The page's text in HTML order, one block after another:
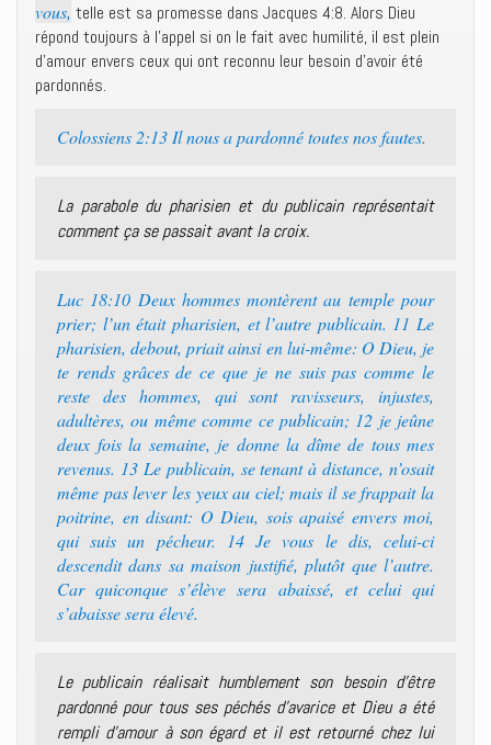
vous, telle est sa promesse dans Jacques 4:8. Alors Dieu
répond toujours à l’appel si on le fait avec humilité, il est plein
d’amour envers ceux qui ont reconnu leur besoin d’avoir été
pardonnés.
Colossiens 2:13 Il nous a pardonné toutes nos fautes.
La parabole du pharisien et du publicain représentait
comment ça se passait avant la croix.
Luc 18:10 Deux hommes montèrent au temple pour
prier; l’un était pharisien, et l’autre publicain. 11 Le
pharisien, debout, priait ainsi en lui-même: O Dieu, je
te rends grâces de ce que je ne suis pas comme le
reste des hommes, qui sont ravisseurs, injustes,
adultères, ou même comme ce publicain; 12 je jeûne
deux fois la semaine, je donne la dîme de tous mes
revenus. 13 Le publicain, se tenant à distance, n’osait
même pas lever les yeux au ciel; mais il se frappait la
poitrine, en disant: O Dieu, sois apaisé envers moi,
qui suis un pécheur. 14 Je vous le dis, celui-ci
descendit dans sa maison justifié, plutôt que l’autre.
Car quiconque s’élève sera abaissé, et celui qui
s’abaisse sera élevé.
Le publicain réalisait humblement son besoin d’être
pardonné pour tous ses péchés d’avarice et Dieu a été
rempli d’amour à son égard et il est retourné chez lui